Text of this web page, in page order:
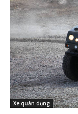
Xe quân dụng